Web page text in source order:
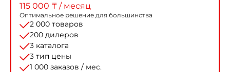
115 000 ₸ / месяц
Оптимальное решение для большинства
2 000 товаров
200 дилеров
3 каталога
3 тип цены
1 000 заказов / мес.